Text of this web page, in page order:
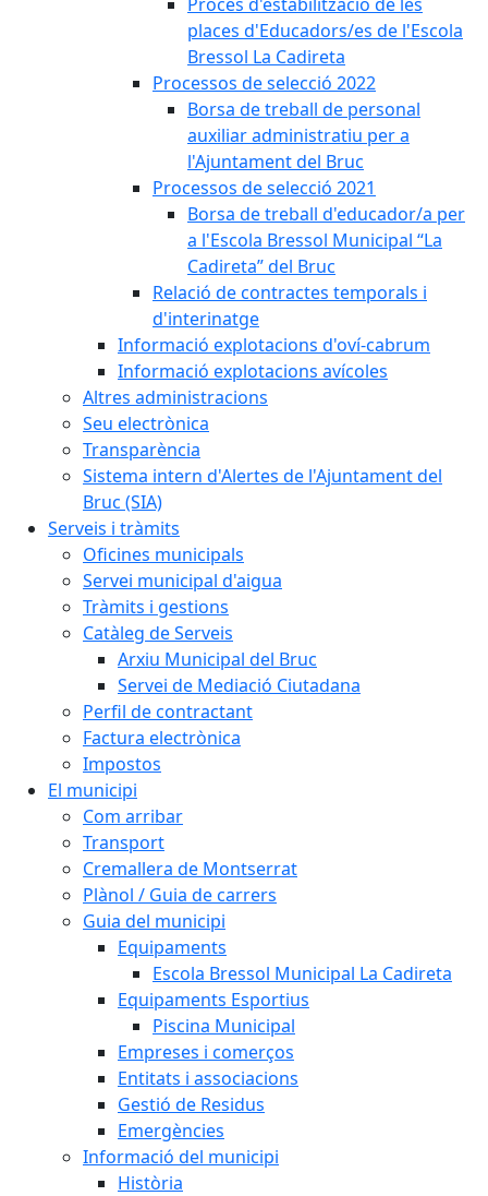
places d'Educadors/es de l'Escola
Bressol La Cadireta
Processos de selecció 2022
Borsa de treball de personal
auxiliar administratiu per a
l'Ajuntament del Bruc
Processos de selecció 2021
Borsa de treball d'educador/a per
a l'Escola Bressol Municipal “La
Cadireta” del Bruc
Relació de contractes temporals i
d'interinatge
Informació explotacions d'oví-cabrum
Informació explotacions avícoles
Altres administracions
Seu electrònica
Transparència
Sistema intern d'Alertes de l'Ajuntament del
Bruc (SIA)
Serveis i tràmits
Oficines municipals
Servei municipal d'aigua
Tràmits i gestions
Catàleg de Serveis
Arxiu Municipal del Bruc
Servei de Mediació Ciutadana
Perfil de contractant
Factura electrònica
Impostos
El municipi
Com arribar
Transport
Cremallera de Montserrat
Plànol / Guia de carrers
Guia del municipi
Equipaments
Escola Bressol Municipal La Cadireta
Equipaments Esportius
Piscina Municipal
Empreses i comerços
Entitats i associacions
Gestió de Residus
Emergències
Informació del municipi
Història